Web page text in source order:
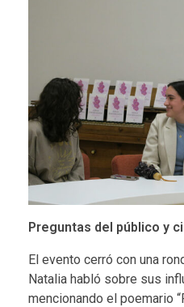
Preguntas del público y
El evento cerró con una
Natalia habló sobre sus
mencionando el poemario